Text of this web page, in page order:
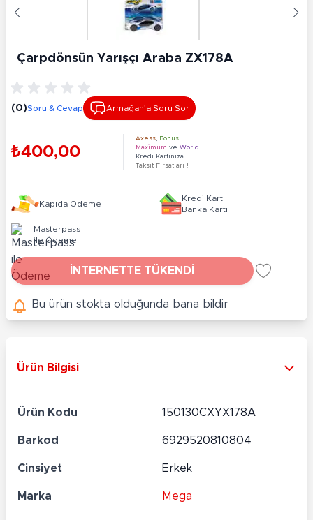
Çarpdönsün Yarışçı Araba ZX178A
(0)Soru & Cevap Armağan’a Soru Sor
₺400,00
Axess Bonus
Maximum ve World
Kredi Kartınıza
Taksit Fırsatları !
Kapıda Ödeme
Kredi Kartı
Banka Kartı
Masterpass
ile Ödeme
İNTERNETTE TÜKENDİ
Bu ürün stokta olduğunda bana bildir
Ürün Bilgisi
Ürün Kodu 150130CXYX178A
Barkod 6929520810804
Cinsiyet Erkek
Marka Mega